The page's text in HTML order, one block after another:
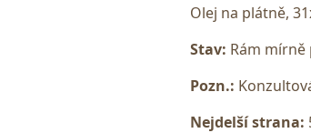
Olej na plátně,
Stav: Rám
Pozn.:
Nejdelší strana: